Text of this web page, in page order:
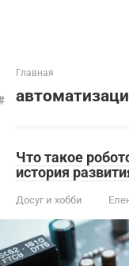
Главная
Что такое
история
Досуг и хобби